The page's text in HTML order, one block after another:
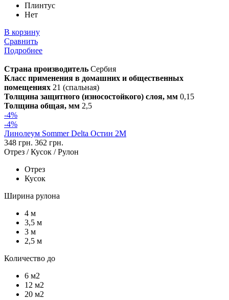
Плинтус
Нет
В корзину
Сравнить
Подробнее
Страна производитель Сербия
Класс применения в домашних и общественных
помещениях 21 (спальная)
Толщина защитного (износостойкого) слоя, мм 0,15
Толщина общая, мм 2,5
-4%
-4%
Линолеум Sommer Delta Остин 2М
348 грн. 362 грн.
Отрез / Кусок / Рулон
Отрез
Кусок
Ширина рулона
4 м
3,5 м
3 м
2,5 м
Количество до
6 м2
12 м2
20 м2